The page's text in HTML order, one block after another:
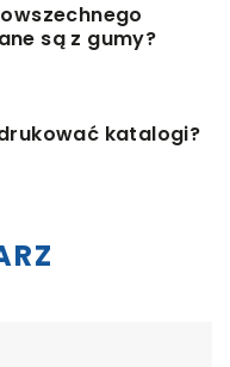
są z gumy?
katalogi?